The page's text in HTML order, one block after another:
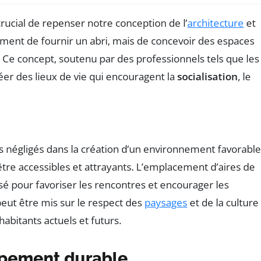
de repenser notre conception de l’architecture et
de fournir un abri, mais de concevoir des espaces
Ce concept, soutenu par des professionnels tels que les
des lieux de vie qui encouragent la socialisation, le
négligés dans la création d’un environnement favorable
accessibles et attrayants. L’emplacement d’aires de
pour favoriser les rencontres et encourager les
être mis sur le respect des paysages et de la culture
actuels et futurs.